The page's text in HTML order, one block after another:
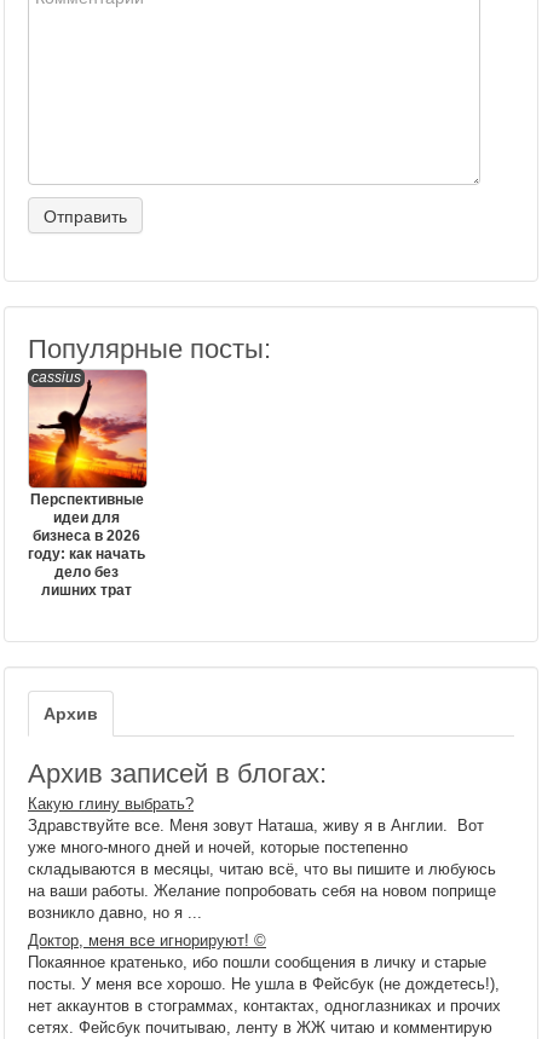
Популярные посты:
cassius
Перспективные
идеи для
бизнеса в 2026
году: как начать
дело без
лишних трат
Архив
Архив записей в блогах:
Какую глину выбрать?
Здравствуйте все. Меня зовут Наташа, живу я в Англии. Вот
уже много-много дней и ночей, которые постепенно
складываются в месяцы, читаю всё, что вы пишите и любуюсь
на ваши работы. Желание попробовать себя на новом поприще
возникло давно, но я ...
Доктор, меня все игнорируют! ©
Покаянное кратенько, ибо пошли сообщения в личку и старые
посты. У меня все хорошо. Не ушла в Фейсбук (не дождетесь!),
нет аккаунтов в стограммах, контактах, одноглазниках и прочих
сетях. Фейсбук почитываю, ленту в ЖЖ читаю и комментирую